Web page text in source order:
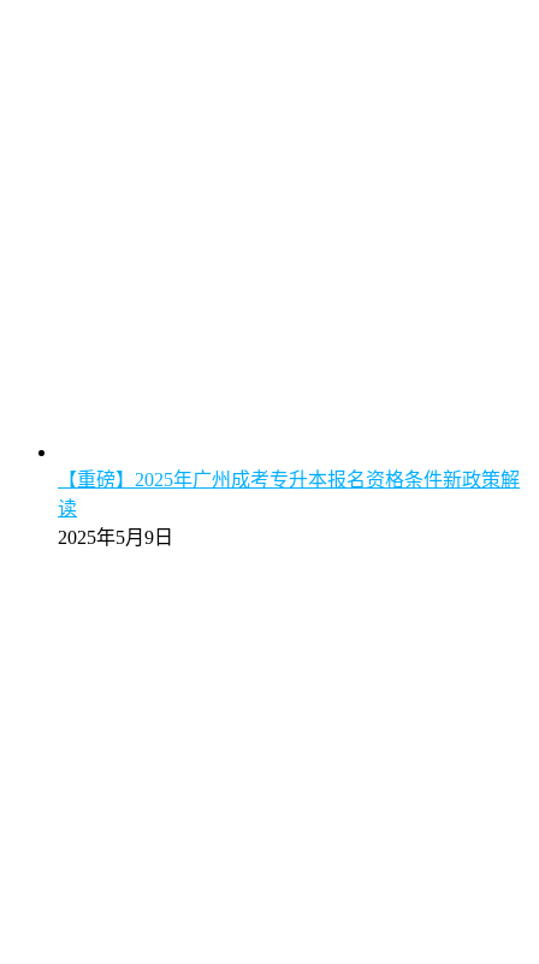
【重磅】2025年广州成考专升本报名资格条件新政策解
读
2025年5月9日